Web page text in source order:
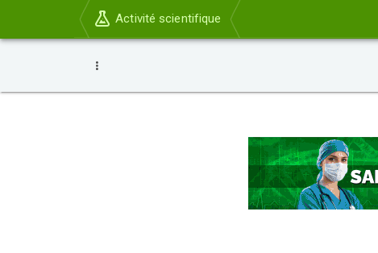
Activité scientifique